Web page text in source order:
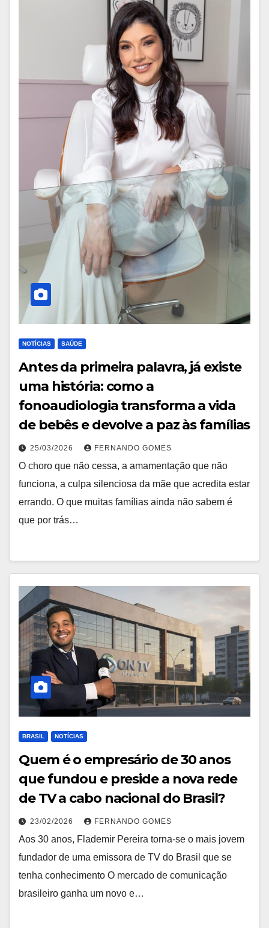
NOTÍCIAS SAÚDE
Antes da primeira palavra, já existe
uma história: como a
fonoaudiologia transforma a vida
de bebês e devolve a paz às famílias
25/03/2026 FERNANDO GOMES
O choro que não cessa, a amamentação que não
funciona, a culpa silenciosa da mãe que acredita estar
errando. O que muitas famílias ainda não sabem é
que por trás…
BRASIL NOTÍCIAS
Quem é o empresário de 30 anos
que fundou e preside a nova rede
de TV a cabo nacional do Brasil?
23/02/2026 FERNANDO GOMES
Aos 30 anos, Flademir Pereira torna-se o mais jovem
fundador de uma emissora de TV do Brasil que se
tenha conhecimento O mercado de comunicação
brasileiro ganha um novo e…